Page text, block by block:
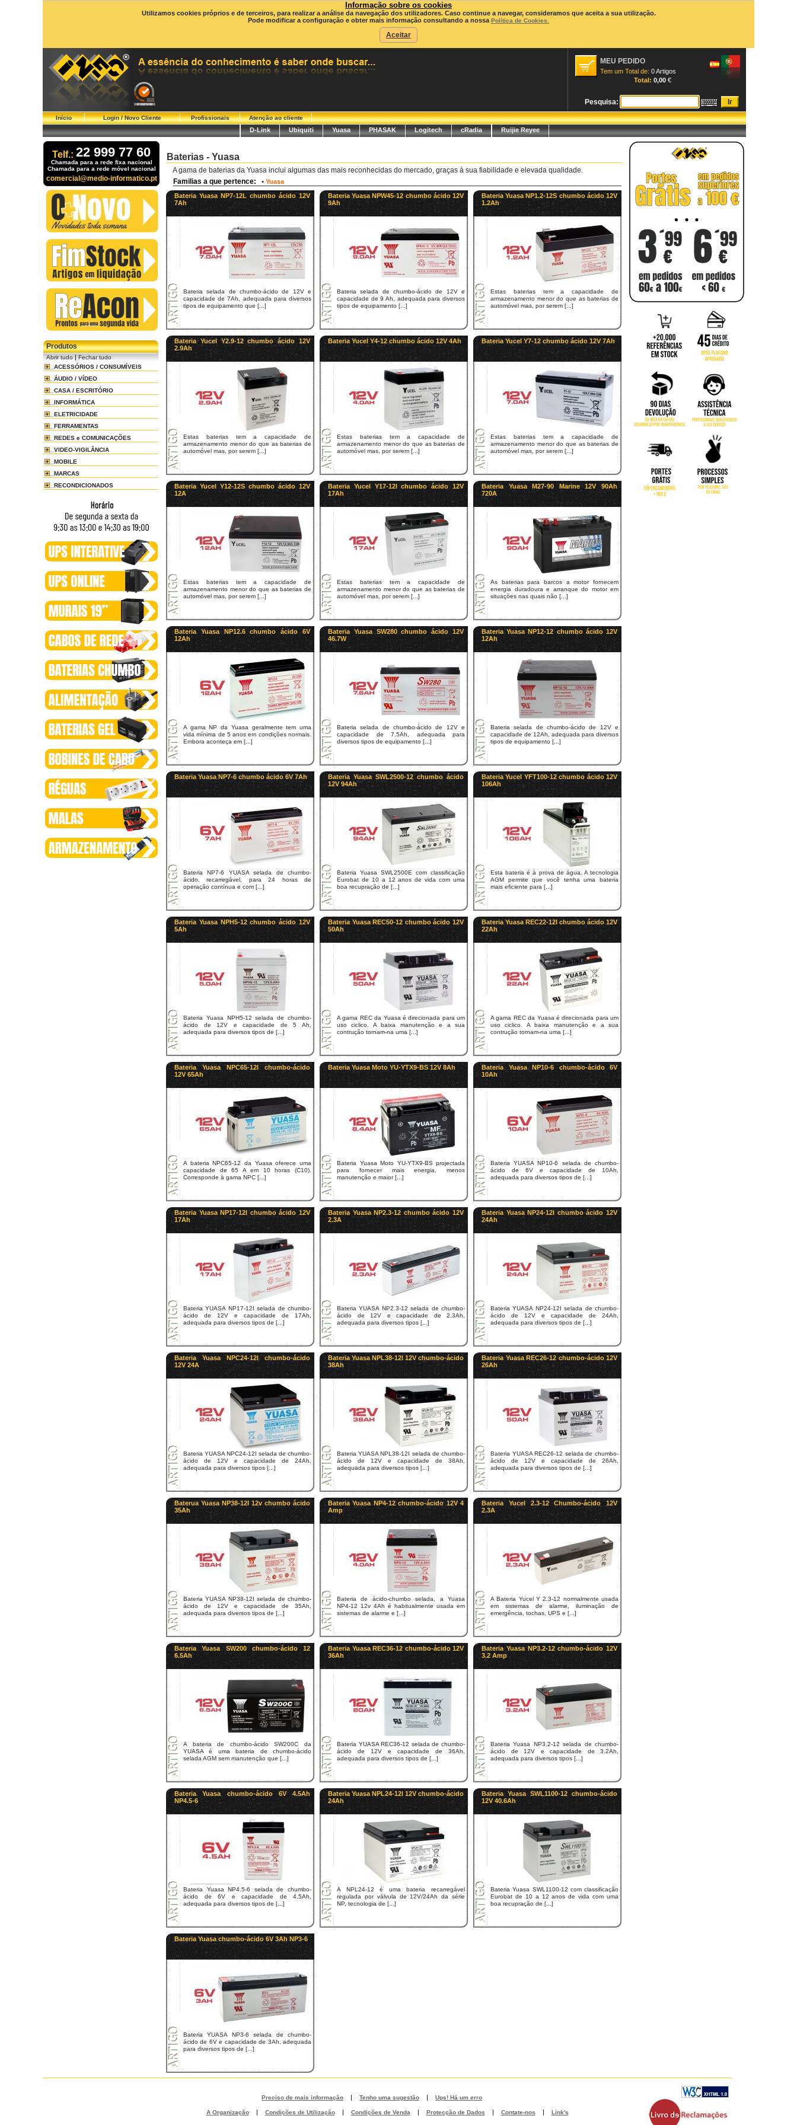
Informação sobre os cookies
Utilizamos cookies próprios e de terceiros, para realizar a análise da navegação dos utilizadores. Caso continue a navegar, consideramos que aceita a sua utilização.
Pode modificar a configuração e obter mais informação consultando a nossa Política de Cookies.
Aceitar
MEU PEDIDO
Tem um Total de: 0 Artigos
Total: 0,00 €
Pesquisa:
Início Login / Novo Cliente Profissionais Atenção ao cliente
D-Link Ubiquiti Yuasa PHASAK Logitech cRadia Ruijie Reyee
Telf.: 22 999 77 60
Chamada para a rede fixa nacional
Chamada para a rede móvel nacional
comercial@medio-informatico.pt
Produtos
Abrir tudo|Fechar tudo
ACESSÓRIOS / CONSUMÍVEIS
ÁUDIO / VÍDEO
CASA / ESCRITÓRIO
INFORMÁTICA
ELETRICIDADE
FERRAMENTAS
REDES e COMUNICAÇÕES
VIDEO-VIGILÂNCIA
MOBILE
MARCAS
RECONDICIONADOS
Baterias - Yuasa
A gama de baterias da Yuasa inclui algumas das mais reconhecidas do mercado, graças à sua fiabilidade e elevada qualidade.
Familias a que pertence: • Yuasa
Bateria Yuasa NP7-12L chumbo ácido 12V
7Ah
Bateria selada de chumbo-ácido de 12V e
capacidade de 7Ah, adequada para diversos
tipos de equipamento que [...]
Bateria Yuasa NPW45-12 chumbo ácido 12V
9Ah
Bateria selada de chumbo-ácido de 12V e
capacidade de 9 Ah, adequada para diversos
tipos de equipamento [...]
Bateria Yuasa NP1.2-12S chumbo ácido 12V
1.2Ah
Estas baterias tem a capacidade de
armazenamento menor do que as baterias de
automóvel mas, por serem [...]
Bateria Yucel Y2.9-12 chumbo ácido 12V
2.9Ah
Estas baterias tem a capacidade de
armazenamento menor do que as baterias de
automóvel mas, por serem [...]
Bateria Yucel Y4-12 chumbo ácido 12V 4Ah
Estas baterias tem a capacidade de
armazenamento menor do que as baterias de
automóvel mas, por serem [...]
Bateria Yucel Y7-12 chumbo ácido 12V 7Ah
Estas baterias tem a capacidade de
armazenamento menor do que as baterias de
automóvel mas, por serem [...]
Bateria Yucel Y12-12S chumbo ácido 12V
12A
Estas baterias tem a capacidade de
armazenamento menor do que as baterias de
automóvel mas, por serem [...]
Bateria Yucel Y17-12I chumbo ácido 12V
17Ah
Estas baterias tem a capacidade de
armazenamento menor do que as baterias de
automóvel mas, por serem [...]
Bateria Yuasa M27-90 Marine 12V 90Ah
720A
As baterias para barcos a motor fornecem
energia duradoura e arranque do motor em
situações nas quais não [...]
Bateria Yuasa NP12.6 chumbo ácido 6V
12Ah
A gama NP da Yuasa geralmente tem uma
vida mínima de 5 anos em condições normais.
Embora aconteça em [...]
Bateria Yuasa SW280 chumbo ácido 12V
46.7W
Bateria selada de chumbo-ácido de 12V e
capacidade de 7.5Ah, adequada para
diversos tipos de equipamento [...]
Bateria Yuasa NP12-12 chumbo ácido 12V
12Ah
Bateria selada de chumbo-ácido de 12V e
capacidade de 12Ah, adequada para diversos
tipos de equipamento [...]
Bateria Yuasa NP7-6 chumbo ácido 6V 7Ah
Bateria NP7-6 YUASA selada de chumbo-
ácido, recarregável, para 24 horas de
operação contínua e com [...]
Bateria Yuasa SWL2500-12 chumbo ácido
12V 94Ah
Bateria Yuasa SWL2500E com classificação
Eurobat de 10 a 12 anos de vida com uma
boa recupração de [...]
Bateria Yucel YFT100-12 chumbo ácido 12V
106Ah
Esta bateria é à prova de água. A tecnologia
AGM permite que você tenha uma bateria
mais eficiente para [...]
Bateria Yuasa NPH5-12 chumbo ácido 12V
5Ah
Bateria Yuasa NPH5-12 selada de chumbo-
ácido de 12V e capacidade de 5 Ah,
adequada para diversos tipos de [...]
Bateria Yuasa REC50-12 chumbo ácido 12V
50Ah
A gama REC da Yuasa é direcionada para um
uso ciclico. A baixa manutenção e a sua
contrução tornam-na uma [...]
Bateria Yuasa REC22-12I chumbo ácido 12V
22Ah
A gama REC da Yuasa é direcionada para um
uso ciclico. A baixa manutenção e a sua
contrução tornam-na uma [...]
Bateria Yuasa NPC65-12I chumbo-ácido
12V 65Ah
A bateria NPC65-12 da Yuasa oferece uma
capacidade de 65 A em 10 horas (C10).
Corresponde à gama NPC [...]
Bateria Yuasa Moto YU-YTX9-BS 12V 8Ah
Bateria Yuasa Moto YU-YTX9-BS projectada
para fornecer mais energia, menos
manutenção e maior [...]
Bateria Yuasa NP10-6 chumbo-ácido 6V
10Ah
Bateria YUASA NP10-6 selada de chumbo-
ácido de 6V e capacidade de 10Ah,
adequada para diversos tipos de [...]
Bateria Yuasa NP17-12I chumbo ácido 12V
17Ah
Bateria YUASA NP17-12I selada de chumbo-
ácido de 12V e capacidade de 17Ah,
adequada para diversos tipos de [...]
Bateria Yuasa NP2.3-12 chumbo ácido 12V
2.3A
Bateria YUASA NP2.3-12 selada de chumbo-
ácido de 12V e capacidade de 2.3Ah,
adequada para diversos tipos [...]
Bateria Yuasa NP24-12I chumbo ácido 12V
24Ah
Bateria YUASA NP24-12I selada de chumbo-
ácido de 12V e capacidade de 24Ah,
adequada para diversos tipos de [...]
Bateria Yuasa NPC24-12I chumbo-ácido
12V 24A
Bateria YUASA NPC24-12I selada de chumbo-
ácido de 12V e capacidade de 24Ah,
adequada para diversos tipos [...]
Bateria Yuasa NPL38-12I 12V chumbo-ácido
38Ah
Bateria YUASA NPL38-12I selada de chumbo-
ácido de 12V e capacidade de 38Ah,
adequada para diversos tipos [...]
Bateria Yuasa REC26-12 chumbo-ácido 12V
26Ah
Bateria YUASA REC26-12 selada de chumbo-
ácido de 12V e capacidade de 26Ah,
adequada para diversos tipos de [...]
Baterua Yuasa NP38-12I 12v chumbo ácido
35Ah
Bateria YUASA NP38-12I selada de chumbo-
ácido de 12V e capacidade de 35Ah,
adequada para diversos tipos de [...]
Bateria Yuasa NP4-12 chumbo-ácido 12V 4
Amp
Bateria de ácido-chumbo selada, a Yuasa
NP4-12 12v 4Ah é habitualmente usada em
sistemas de alarme e [...]
Bateria Yucel 2.3-12 Chumbo-ácido 12V
2.3A
A Bateria Yucel Y 2.3-12 normalmente usada
em sistemas de alarme, iluminação de
emergência, tochas, UPS e [...]
Bateria Yuasa SW200 chumbo-ácido 12
6.5Ah
A bateria de chumbo-ácido SW200C da
YUASA é uma bateria de chumbo-ácido
selada AGM sem manutenção que [...]
Bateria Yuasa REC36-12 chumbo-ácido 12V
36Ah
Bateria YUASA REC36-12 selada de chumbo-
ácido de 12V e capacidade de 36Ah,
adequada para diversos tipos de [...]
Bateria Yuasa NP3.2-12 chumbo-ácido 12V
3.2 Amp
Bateria Yuasa NP3.2-12 selada de chumbo-
ácido de 12V e capacidade de 3.2Ah,
adequada para diversos tipos [...]
Bateria Yuasa chumbo-ácido 6V 4.5Ah
NP4.5-6
Bateria Yuasa NP4.5-6 selada de chumbo-
ácido de 6V e capacidade de 4.5Ah,
adequada para diversos tipos de [...]
Bateria Yuasa NPL24-12I 12V chumbo-ácido
24Ah
A NPL24-12 é uma bateria recarregável
regulada por válvula de 12V/24Ah da série
NP, tecnologia de [...]
Bateria Yuasa SWL1100-12 chumbo-ácido
12V 40.6Ah
Bateria Yuasa SWL1100-12 com classificação
Eurobat de 10 a 12 anos de vida com uma
boa recupração de [...]
Bateria Yuasa chumbo-ácido 6V 3Ah NP3-6
Bateria YUASA NP3-6 selada de chumbo-
ácido de 6V e capacidade de 3Ah, adequada
para diversos tipos de [...]
Preciso de mais informação | Tenho uma sugestão | Ups! Há um erro
A Organização | Condições de Utilização | Condições de Venda | Protecção de Dados | Contate-nos | Link's